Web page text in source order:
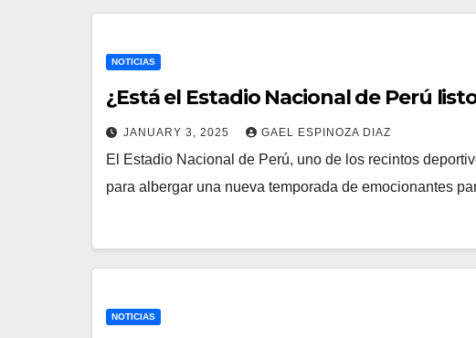
NOTICIAS
¿Está el Estadio Nacional de Perú
JANUARY 3, 2025 GAEL ESPINOZA DIAZ
El Estadio Nacional de Perú, uno de los recintos
para albergar una nueva temporada de emocionantes
NOTICIAS